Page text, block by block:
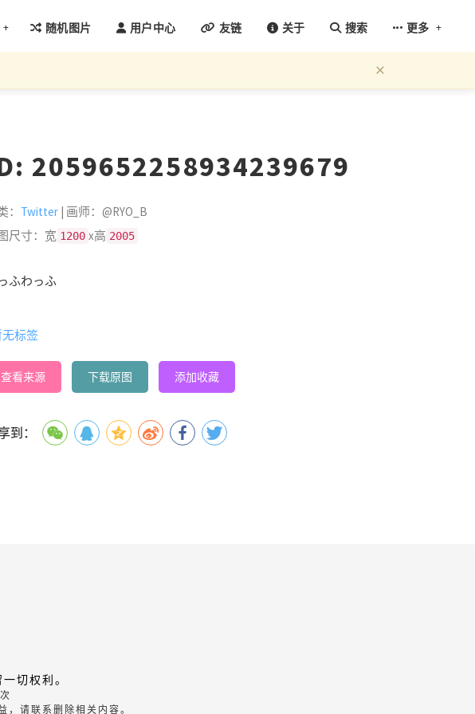
+ 随机图片 用户中心 友链 关于 搜索 更多 +
×
2059652258934239679
： Twitter | 画师：@RYO_B
尺寸：宽 1200 x高 2005
ふわっふ
无标签
查看来源 下载原图 添加收藏
到：
切权利。
次
，请联系删除相关内容。